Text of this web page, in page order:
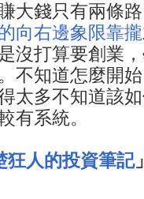
大錢只有兩條
向右邊象限靠攏
沒打算要創業
不知道怎麼開
太多不知道該
有系統。
狂人的投資筆記